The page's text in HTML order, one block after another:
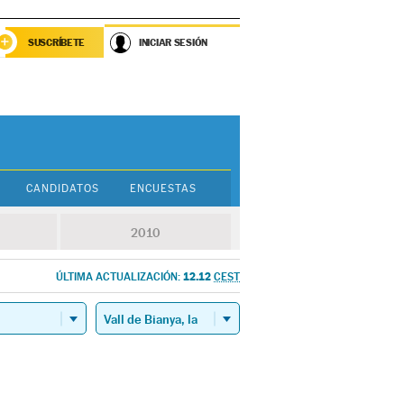
SUSCRÍBETE INICIAR SESIÓN
CANDIDATOS ENCUESTAS
2010
ÚLTIMA ACTUALIZACIÓN: 12.12 CEST